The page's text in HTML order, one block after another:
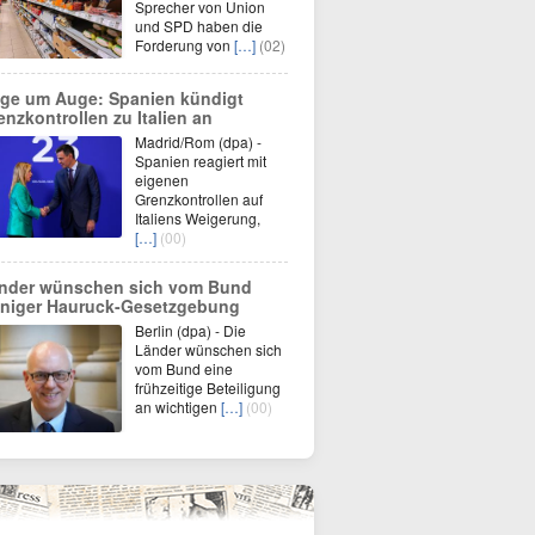
Sprecher von Union
und SPD haben die
Forderung von […] (02)
um Auge: Spanien kündigt
zu Italien an
Madrid/Rom (dpa) -
Spanien reagiert mit
eigenen
Grenzkontrollen auf
Italiens Weigerung,
[…] (00)
wünschen sich vom Bund
Hauruck-Gesetzgebung
Berlin (dpa) - Die
Länder wünschen sich
vom Bund eine
frühzeitige Beteiligung
an wichtigen […] (00)